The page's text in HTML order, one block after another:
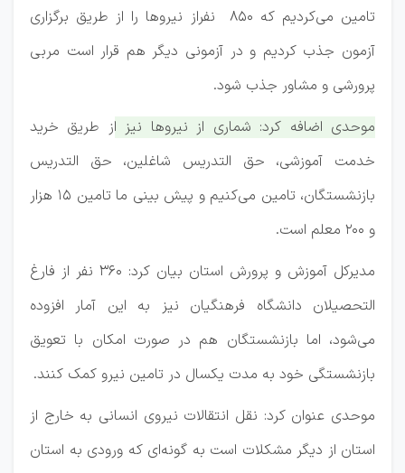
تامین می‌کردیم که ۸۵۰ نفراز نیرو‌ها را از طریق برگزاری
آزمون جذب کردیم و در آزمونی دیگر هم قرار است مربی
پرورشی و مشاور جذب شود.
موحدی اضافه کرد: شماری از نیرو‌ها نیز از طریق خرید
خدمت آموزشی، حق التدریس شاغلین، حق التدریس
بازنشستگان، تامین می‌کنیم و پیش بینی ما تامین ۱۵ هزار
و ۲۰۰ معلم است.
مدیرکل آموزش و پرورش استان بیان کرد: ۳۶۰ نفر از فارغ
التحصیلان دانشگاه فرهنگیان نیز به این آمار افزوده
می‌شود، اما بازنشستگان هم در صورت امکان با تعویق
بازنشستگی خود به مدت یکسال در تامین نیرو کمک کنند.
موحدی عنوان کرد: نقل انتقالات نیروی انسانی به خارج از
استان از دیگر مشکلات است به گونه‌ای که ورودی به استان